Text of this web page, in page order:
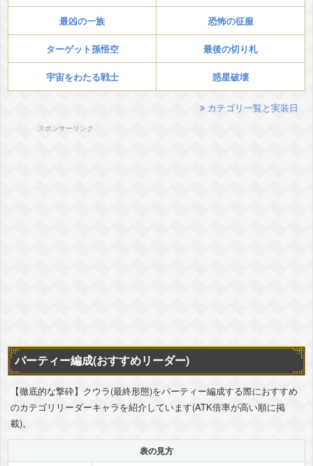
最凶の一族 恐怖の征服
ターゲット孫悟空 最後の切り札
宇宙をわたる戦士 惑星破壊
カテゴリ一覧と実装日
スポンサーリンク
パーティー編成(おすすめリーダー)
【徹底的な撃砕】クウラ(最終形態)をパーティー編成する際におすすめ
のカテゴリリーダーキャラを紹介しています(ATK倍率が高い順に掲
載)。
表の見方